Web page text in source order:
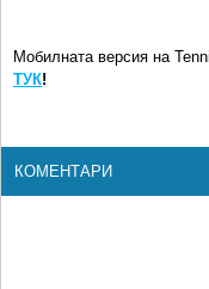
Мобилната версия на
ТУК!
КОМЕНТАРИ